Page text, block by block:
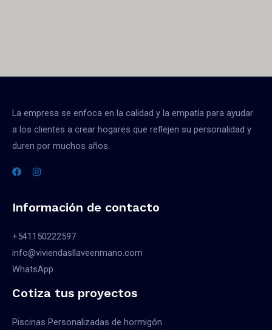
La empresa se enfoca en la calidad y la empatía para ayudar
a los clientes a crear hogares que reflejen su personalidad y
duren por muchos años.
Información de contacto
+541150222597
info@viviendasllaveenmano.com
WhatsApp
Cotiza tus proyectos
Piscinas Personalizadas de hormigón